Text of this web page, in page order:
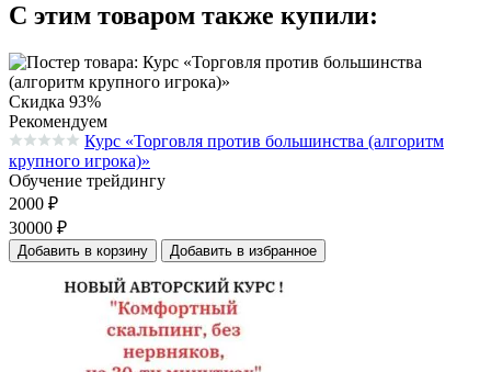
С этим товаром также купили:
Скидка 93%
Рекомендуем
Средняя оценка 0.0 из 5 на основании 0 голосов
Курс «Торговля против большинства (алгоритм
крупного игрока)»
Обучение трейдингу
2000 ₽
30000 ₽
Добавить в корзину Добавить в избранное